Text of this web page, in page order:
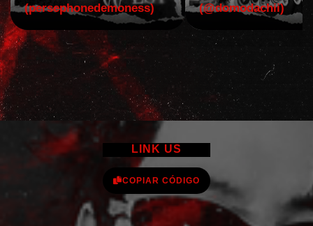
(persephonedemoness)
(@domodachii)
LINK US
COPIAR CÓDIGO